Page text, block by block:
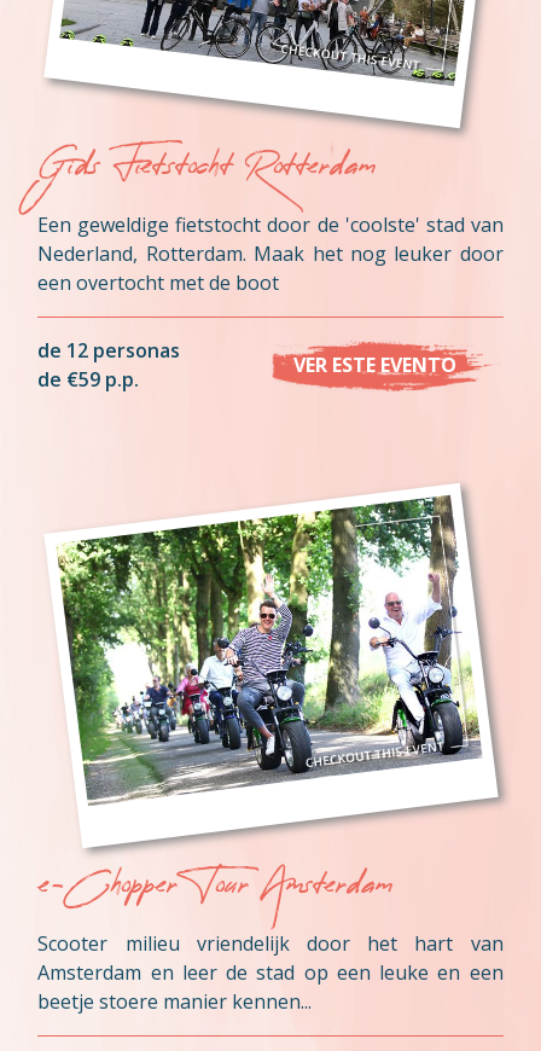
Gids Fietstocht Rotterdam
Een geweldige fietstocht door de 'coolste' stad van
Nederland, Rotterdam. Maak het nog leuker door
een overtocht met de boot
de 12 personas
de €59 p.p.
VER ESTE EVENTO
e-Chopper Tour Amsterdam
Scooter milieu vriendelijk door het hart van
Amsterdam en leer de stad op een leuke en een
beetje stoere manier kennen...